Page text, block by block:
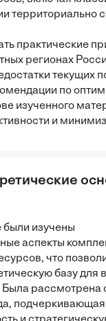
территориально
практические
регионах
текущих
по
изученного
и
были изучены
аспекты
что
базу для
Была рассмотрена
подчеркивающая